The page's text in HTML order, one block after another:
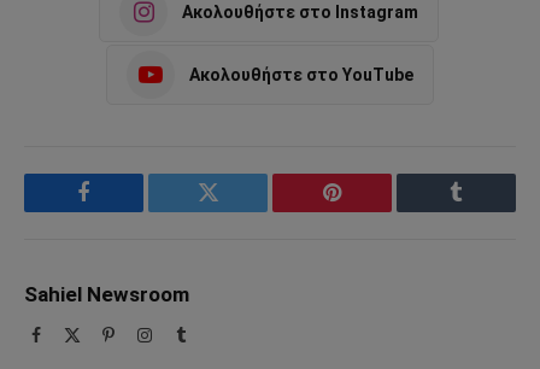
Ακολουθήστε στο Instagram
Ακολουθήστε στο YouTube
Facebook Twitter Pinterest Tumblr
Sahiel Newsroom
Facebook PinterestInstagram
Tumblr